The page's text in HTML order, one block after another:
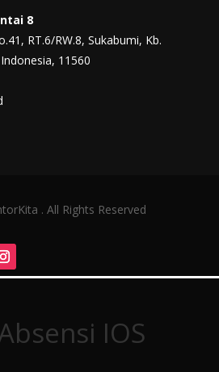
8
RT.6/RW.8, Sukabumi, Kb.
11560
. All Rights Reserved
IOS